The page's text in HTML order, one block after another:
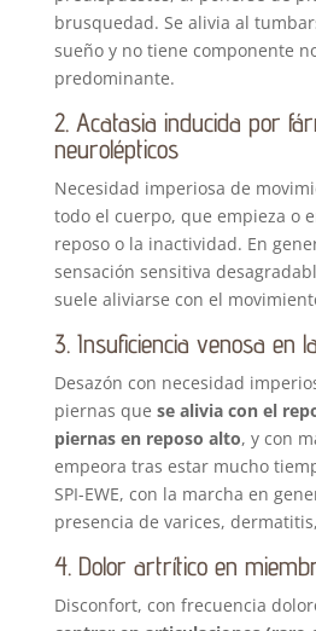
brusquedad. Se alivia al
sueño y no tiene componente
predominante.
2. Acatasia inducida por
neurolépticos
Necesidad imperiosa de
todo el cuerpo, que empieza o
reposo o la inactividad. En
sensación sensitiva
suele aliviarse con el
3. Insuficiencia venosa en
Desazón con necesidad
piernas que se alivia con el
piernas en reposo alto, y con
empeora tras estar mucho
SPI-EWE, con la marcha en
presencia de varices,
4. Dolor artrítico en
Disconfort, con frecuencia